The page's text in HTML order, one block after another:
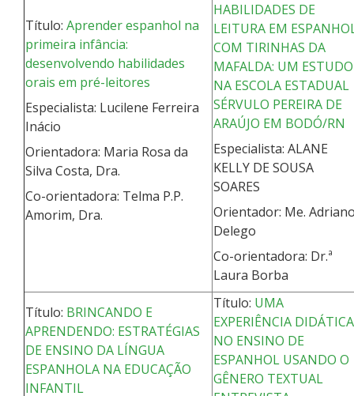
Título: Aprender espanhol na
primeira infância:
desenvolvendo habilidades
orais em pré-leitores
Especialista: Lucilene Ferreira
Inácio
Orientadora: Maria Rosa da
Silva Costa, Dra.
Co-orientadora: Telma P.P.
Amorim, Dra.
HABILIDADES DE
LEITURA EM
COM TIRINHAS DA
MAFALDA: UM ESTUDO
NA ESCOLA ESTADUAL
SÉRVULO PEREIRA DE
ARAÚJO EM BODÓ/RN
Especialista: ALANE
KELLY DE SOUSA
SOARES
Orientador: Me.
Delego
Co-orientadora: Dr.ª
Laura Borba
Título: BRINCANDO E
APRENDENDO: ESTRATÉGIAS
DE ENSINO DA LÍNGUA
ESPANHOLA NA EDUCAÇÃO
INFANTIL
Título: UMA
EXPERIÊNCIA DIDÁTICA
NO ENSINO DE
ESPANHOL USANDO O
GÊNERO TEXTUAL